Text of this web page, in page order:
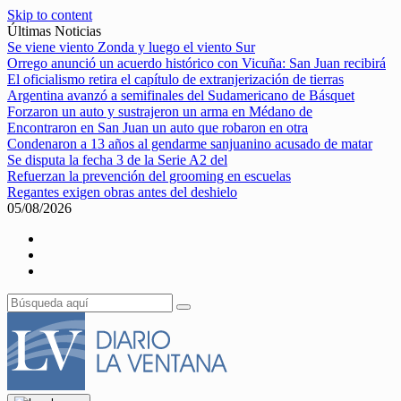
Skip to content
Últimas Noticias
Se viene viento Zonda y luego el viento Sur
Orrego anunció un acuerdo histórico con Vicuña: San Juan recibirá
El oficialismo retira el capítulo de extranjerización de tierras
Argentina avanzó a semifinales del Sudamericano de Básquet
Forzaron un auto y sustrajeron un arma en Médano de
Encontraron en San Juan un auto que robaron en otra
Condenaron a 13 años al gendarme sanjuanino acusado de matar
Se disputa la fecha 3 de la Serie A2 del
Refuerzan la prevención del grooming en escuelas
Regantes exigen obras antes del deshielo
05/08/2026